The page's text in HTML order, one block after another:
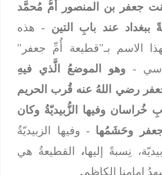
جعفر بن المنصور أُمُّ مُحمَّد
ببغداد عند بابِ التين- هذه
الاسم بـ"قطيعة أُمِّ جعفر"
- وهو الموضعُ الَّذي فيهِ
رضي اللهُ عنه قُرب الحريم
خُراسان وفيها الزُّبيديّةُ وكان
وحَشَمُها- وفيها الزبيديّةُ
نِسبةً إليها،
القطيعةُ هي
إمامنا الكاظم.